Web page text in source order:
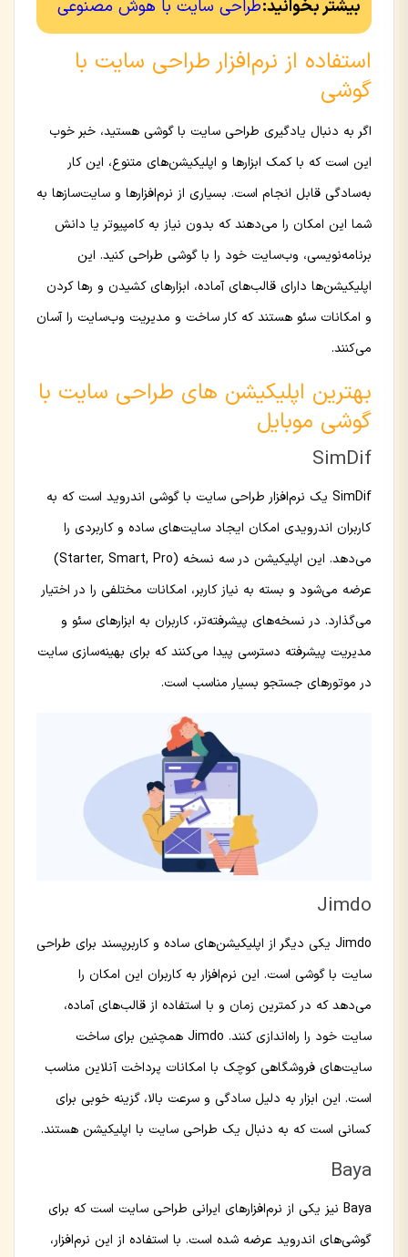
بیشتر بخوانید:طراحی سایت با هوش مصنوعی
استفاده از نرم‌افزار طراحی سایت با
گوشی
اگر به دنبال یادگیری طراحی سایت با گوشی هستید، خبر خوب
این است که با کمک ابزارها و اپلیکیشن‌های متنوع، این کار
به‌سادگی قابل انجام است. بسیاری از نرم‌افزارها و سایت‌سازها به
شما این امکان را می‌دهند که بدون نیاز به کامپیوتر یا دانش
برنامه‌نویسی، وب‌سایت خود را با گوشی طراحی کنید. این
اپلیکیشن‌ها دارای قالب‌های آماده، ابزارهای کشیدن و رها کردن
و امکانات سئو هستند که کار ساخت و مدیریت وب‌سایت را آسان
می‌کنند.
بهترین اپلیکیشن های طراحی سایت با
گوشی موبایل
SimDif
SimDif یک نرم‌افزار طراحی سایت با گوشی اندروید است که به
کاربران اندرویدی امکان ایجاد سایت‌های ساده و کاربردی را
می‌دهد. این اپلیکیشن در سه نسخه (Starter, Smart, Pro)
عرضه می‌شود و بسته به نیاز کاربر، امکانات مختلفی را در اختیار
می‌گذارد. در نسخه‌های پیشرفته‌تر، کاربران به ابزارهای سئو و
مدیریت پیشرفته دسترسی پیدا می‌کنند که برای بهینه‌سازی سایت
در موتورهای جستجو بسیار مناسب است.
Jimdo
Jimdo یکی دیگر از اپلیکیشن‌های ساده و کاربرپسند برای طراحی
سایت با گوشی است. این نرم‌افزار به کاربران این امکان را
می‌دهد که در کمترین زمان و با استفاده از قالب‌های آماده،
سایت خود را راه‌اندازی کنند. Jimdo همچنین برای ساخت
سایت‌های فروشگاهی کوچک با امکانات پرداخت آنلاین مناسب
است. این ابزار به دلیل سادگی و سرعت بالا، گزینه خوبی برای
کسانی است که به دنبال یک طراحی سایت با اپلیکیشن هستند.
Baya
Baya نیز یکی از نرم‌افزارهای ایرانی طراحی سایت است که برای
گوشی‌های اندروید عرضه شده است. با استفاده از این نرم‌افزار،